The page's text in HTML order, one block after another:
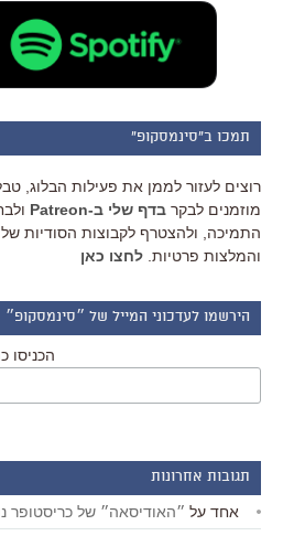
תמכו ב"סינמסקופ"
רוצים לעזור לממן את פעילות הבלוג,
מוזמנים לבקר בדף שלי ב-Patreon
התמיכה, ולהצטרף לקבוצות הסודיות
והמלצות פרטיות. לחצו כאן
הירשמו לעדכוני המייל של ״סינמסקופ״
הכניסו
תגובות אחרונות
אחד על ״האודיסאה״ של כריסטופר